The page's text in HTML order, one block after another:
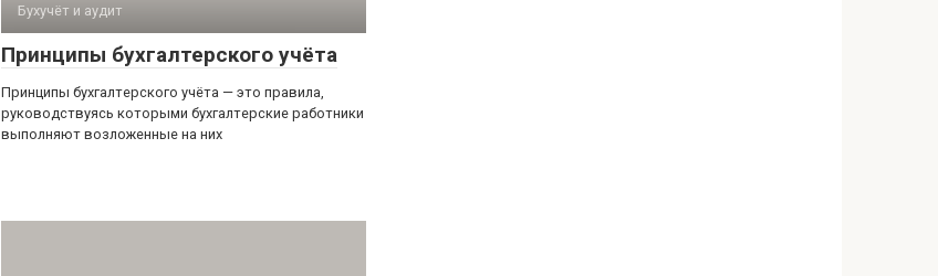
Бухучёт и аудит
Принципы бухгалтерского учёта
Принципы бухгалтерского учёта — это правила,
руководствуясь которыми бухгалтерские работники
выполняют возложенные на них